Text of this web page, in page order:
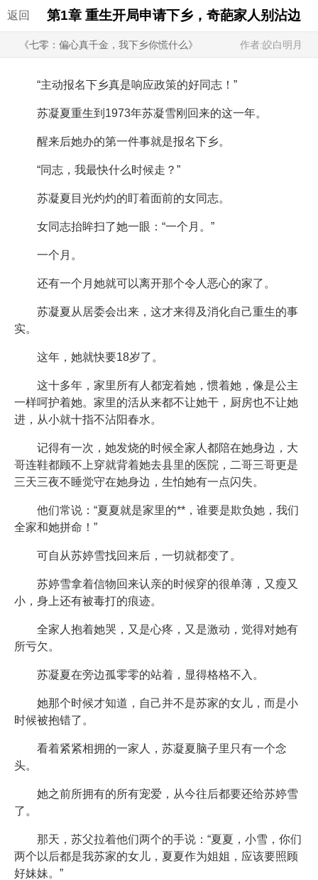
返回 第1章 重生开局申请下乡，奇葩家人别沾边
《七零：偏心真千金，我下乡你慌什么》 作者:皎白明月
“主动报名下乡真是响应政策的好同志！”
苏凝夏重生到1973年苏凝雪刚回来的这一年。
醒来后她办的第一件事就是报名下乡。
“同志，我最快什么时候走？”
苏凝夏目光灼灼的盯着面前的女同志。
女同志抬眸扫了她一眼：“一个月。”
一个月。
还有一个月她就可以离开那个令人恶心的家了。
苏凝夏从居委会出来，这才来得及消化自己重生的事
实。
这年，她就快要18岁了。
这十多年，家里所有人都宠着她，惯着她，像是公主
一样呵护着她。家里的活从来都不让她干，厨房也不让她
进，从小就十指不沾阳春水。
记得有一次，她发烧的时候全家人都陪在她身边，大
哥连鞋都顾不上穿就背着她去县里的医院，二哥三哥更是
三天三夜不睡觉守在她身边，生怕她有一点闪失。
他们常说：“夏夏就是家里的**，谁要是欺负她，我们
全家和她拼命！”
可自从苏婷雪找回来后，一切就都变了。
苏婷雪拿着信物回来认亲的时候穿的很单薄，又瘦又
小，身上还有被毒打的痕迹。
全家人抱着她哭，又是心疼，又是激动，觉得对她有
所亏欠。
苏凝夏在旁边孤零零的站着，显得格格不入。
她那个时候才知道，自己并不是苏家的女儿，而是小
时候被抱错了。
看着紧紧相拥的一家人，苏凝夏脑子里只有一个念
头。
她之前所拥有的所有宠爱，从今往后都要还给苏婷雪
了。
那天，苏父拉着他们两个的手说：“夏夏，小雪，你们
两个以后都是我苏家的女儿，夏夏作为姐姐，应该要照顾
好妹妹。”